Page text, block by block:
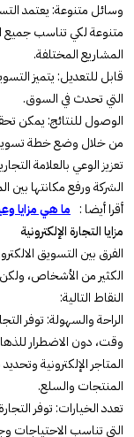
وسائل متنوعة: يعتمد
متنوعة لكي تناسب جميع
المشاريع المختلفة.
قابل للتعديل: يتميز
التي تحدث في السوق.
الوصول للنتائج: يمكن
من خلال وضع خطة تسويق
تعزيز الوعي بالعلامة
الشركة ورفع مكانتها
أقرا أيضا : ما هي مزايا
مزايا التجارة الإلكترونية
الفرق بين التسويق
الكثير من الأشخاص،
النقاط التالية:
الراحة والسهولة: توفر
وقت، دون الاضطرار
المتاجر الإلكترونية
المنتجات والسلع.
تعدد الخيارات: توفر
التي تناسب الاحتياجات